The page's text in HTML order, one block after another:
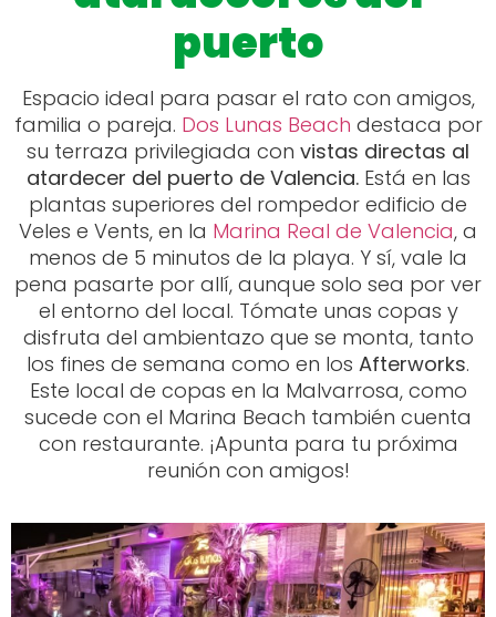
puerto
Espacio ideal para pasar el rato con amigos,
familia o pareja. Dos Lunas Beach destaca por
su terraza privilegiada con vistas directas al
atardecer del puerto de Valencia.Está en las
plantas superiores del rompedor edificio de
Veles e Vents, en la Marina Real de Valencia, a
menos de 5 minutos de la playa. Y sí, vale la
pena pasarte por allí, aunque solo sea por ver
el entorno del local. Tómate unas copas y
disfruta del ambientazo que se monta, tanto
los fines de semana como en los Afterworks.
Este local de copas en la Malvarrosa, como
sucede con el Marina Beach también cuenta
con restaurante. ¡Apunta para tu próxima
reunión con amigos!